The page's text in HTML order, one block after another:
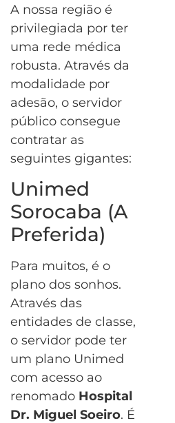
A nossa região é
privilegiada por ter
uma rede médica
robusta. Através da
modalidade por
adesão, o servidor
público consegue
contratar as
seguintes gigantes:
Unimed
Sorocaba (A
Preferida)
Para muitos, é o
plano dos sonhos.
Através das
entidades de classe,
o servidor pode ter
um plano Unimed
com acesso ao
renomado Hospital
Dr. Miguel Soeiro. É